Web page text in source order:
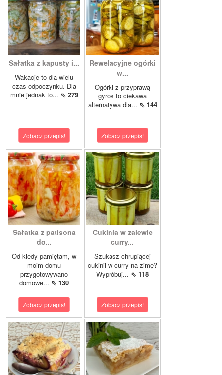
Sałatka z kapusty i...
Wakacje to dla wielu
czas odpoczynku. Dla
mnie jednak to... ⇖ 279
Zobacz przepis!
Rewelacyjne ogórki
w...
Ogórki z przyprawą
gyros to ciekawa
alternatywa dla... ⇖ 144
Zobacz przepis!
Sałatka z patisona
do...
Od kiedy pamiętam, w
moim domu
przygotowywano
domowe... ⇖ 130
Zobacz przepis!
Cukinia w zalewie
curry...
Szukasz chrupiącej
cukinii w curry na zimę?
Wypróbuj... ⇖ 118
Zobacz przepis!